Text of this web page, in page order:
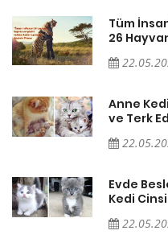
Tüm
26
Anne
ve Terk
Evde
Kedi Cinsi